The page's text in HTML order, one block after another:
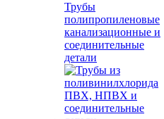
Трубы
полипропиленовые
канализационные и
соединительные
детали